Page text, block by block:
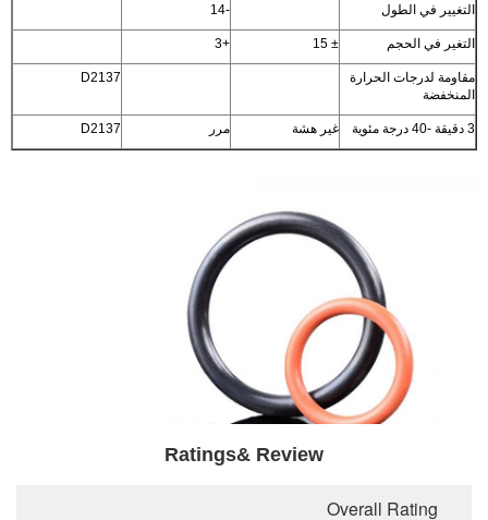
التغيير في الطول -14
التغير في الحجم ± 15
+3
مقاومة لدرجات الحرارة
المنخفضة
D2137
3 دقيقة -40 درجة مئوية غير هشة مرر D2137
Ratings& Review
Overall Rating